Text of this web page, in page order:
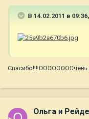
В 14.02.2011 в
Спасибо!!!!ООООООООчень
Ольга и